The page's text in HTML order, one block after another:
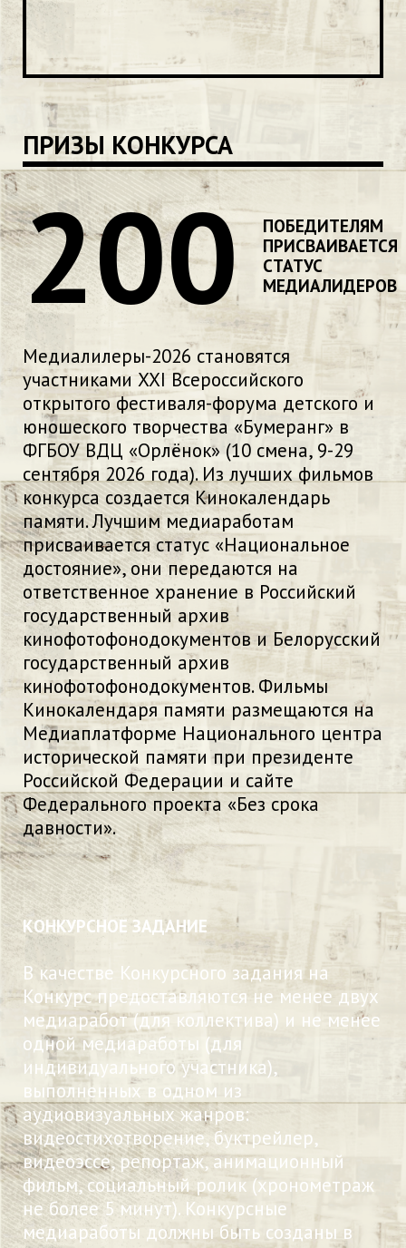
ПРИЗЫ КОНКУРСА
200
ПОБЕДИТЕЛЯМ
ПРИСВАИВАЕТСЯ
СТАТУС
МЕДИАЛИДЕРОВ
Медиалилеры-2026 становятся
участниками XXI Всероссийского
открытого фестиваля-форума детского и
юношеского творчества «Бумеранг» в
ФГБОУ ВДЦ «Орлёнок» (10 смена, 9-29
сентября 2026 года). Из лучших фильмов
конкурса создается Кинокалендарь
памяти. Лучшим медиаработам
присваивается статус «Национальное
достояние», они передаются на
ответственное хранение в Российский
государственный архив
кинофотофонодокументов и Белорусский
государственный архив
кинофотофонодокументов. Фильмы
Кинокалендаря памяти размещаются на
Медиаплатформе Национального центра
исторической памяти при президенте
Российской Федерации и сайте
Федерального проекта «Без срока
давности».
КОНКУРСНОЕ ЗАДАНИЕ
В качестве Конкурсного задания на
Конкурс предоставляются не менее двух
медиаработ (для коллектива) и не менее
одной медиаработы (для
индивидуального участника),
выполненных в одном из
аудиовизуальных жанров:
видеостихотворение, буктрейлер,
видеоэссе, репортаж, анимационный
фильм, социальный ролик (хронометраж
не более 5 минут). Конкурсные
медиаработы должны быть созданы в